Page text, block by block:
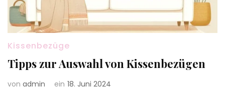
Kissenbezüge
Tipps zur Auswahl von Kissenbezügen
von admin ein 18. Juni 2024